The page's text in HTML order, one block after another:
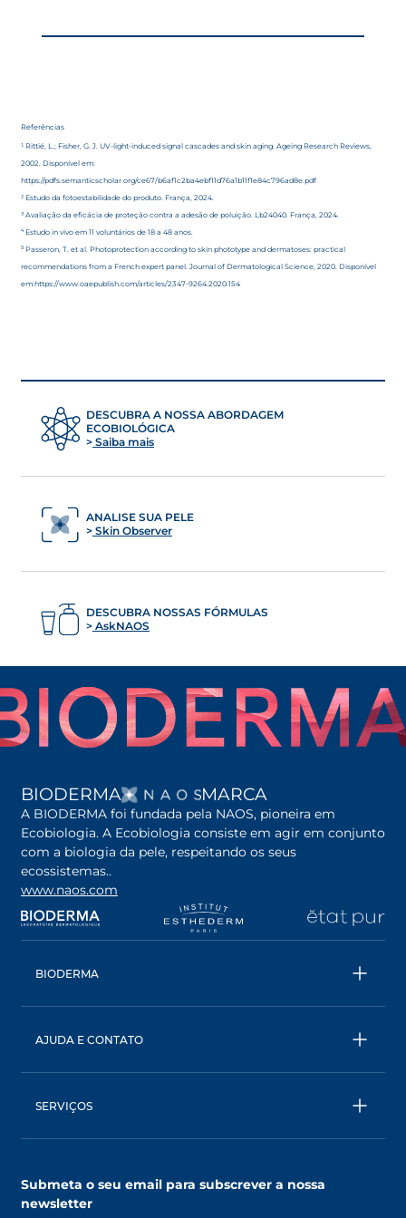
segue em investigação científica, mas já
Referências
¹ Rittié, L.; Fisher, G. J. UV-light-induced signal cascades and skin aging. Ageing Research Reviews,
2002. Disponível em:
https://pdfs.semanticscholar.org/ce67/b6af1c2ba4ebf11d76a1b11f1e84c796ad8e.pdf
² Estudo da fotoestabilidade do produto. França, 2024.
³ Avaliação da eficácia de proteção contra a adesão de poluição. Lb24040. França, 2024.
⁴ Estudo in vivo em 11 voluntários de 18 a 48 anos.
⁵ Passeron, T. et al. Photoprotection according to skin phototype and dermatoses: practical
recommendations from a French expert panel. Journal of Dermatological Science, 2020. Disponível
em:https://www.oaepublish.com/articles/2347-9264.2020.154
DESCUBRA A NOSSA ABORDAGEM
ECOBIOLÓGICA
Saiba mais
ANALISE SUA PELE
Skin Observer
DESCUBRA NOSSAS FÓRMULAS
AskNAOS
BIODERMA ABRE EM UMA NOVA
MARCA
A BIODERMA foi fundada pela NAOS, pioneira em
Ecobiologia. A Ecobiologia consiste em agir em conjunto
com a biologia da pele, respeitando os seus
ecossistemas..
www.naos.com
abre em uma nova guiaabre em uma nova
BIODERMA
Águas Micelares
BIODERMA: uma marca NAOS
AJUDA E CONTATO
SERVIÇOS
MyNaos Club, descubra o programa de fidelidade
Submeta o seu email para subscrever a nossa
newsletter